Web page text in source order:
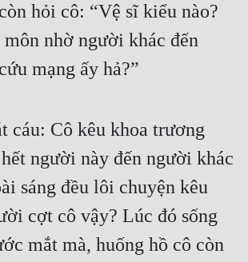
hỏi cô: “Vệ sĩ kiểu nào?
nhờ người khác đến
mạng ấy hả?”
cáu: Cô kêu khoa trương
người này đến người khác
sáng đều lôi chuyện kêu
cợt cô vậy? Lúc đó sống
mắt mà, huống hồ cô còn